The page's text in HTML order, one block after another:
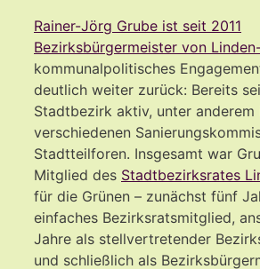
Rainer-Jörg Grube ist seit 2011
Bezirksbürgermeister von
kommunalpolitisches
deutlich weiter zurück: Bereits
Stadtbezirk aktiv, unter anderem
verschiedenen
Stadtteilforen. Insgesamt war
Mitglied des Stadtbezirksrates
für die Grünen – zunächst fünf
einfaches Bezirksratsmitglied,
Jahre als stellvertretender
und schließlich als